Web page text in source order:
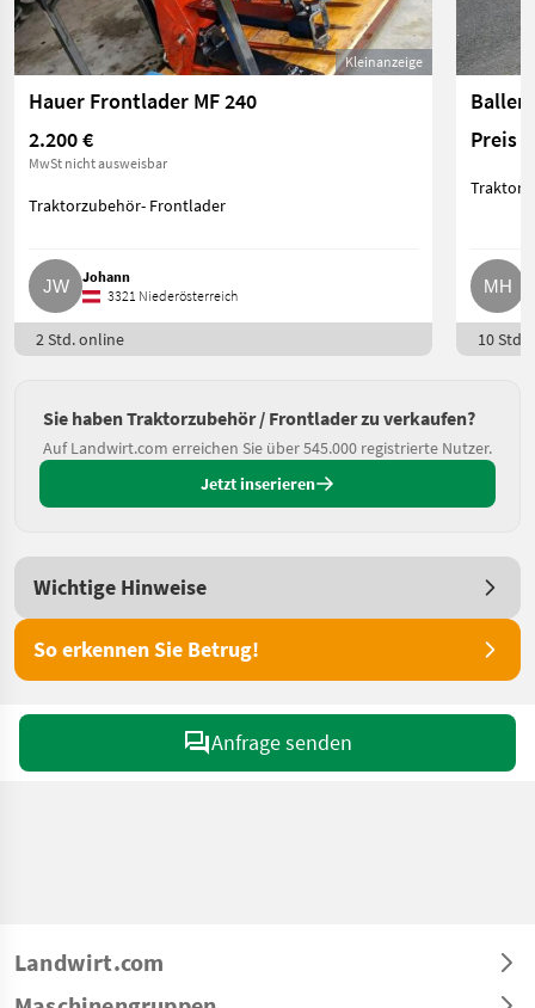
Kleinanzeige
Hauer Frontlader MF 240
2.200 €
MwSt nicht ausweisbar
Traktorzubehör- Frontlader
Johann
3321 Niederösterreich
2 Std. online
Preis
10 Std.
Sie haben Traktorzubehör / Frontlader zu verkaufen?
Auf Landwirt.com erreichen Sie über 545.000 registrierte Nutzer.
Jetzt inserieren
Wichtige Hinweise
So erkennen Sie Betrug!
Anfrage senden
Landwirt.com